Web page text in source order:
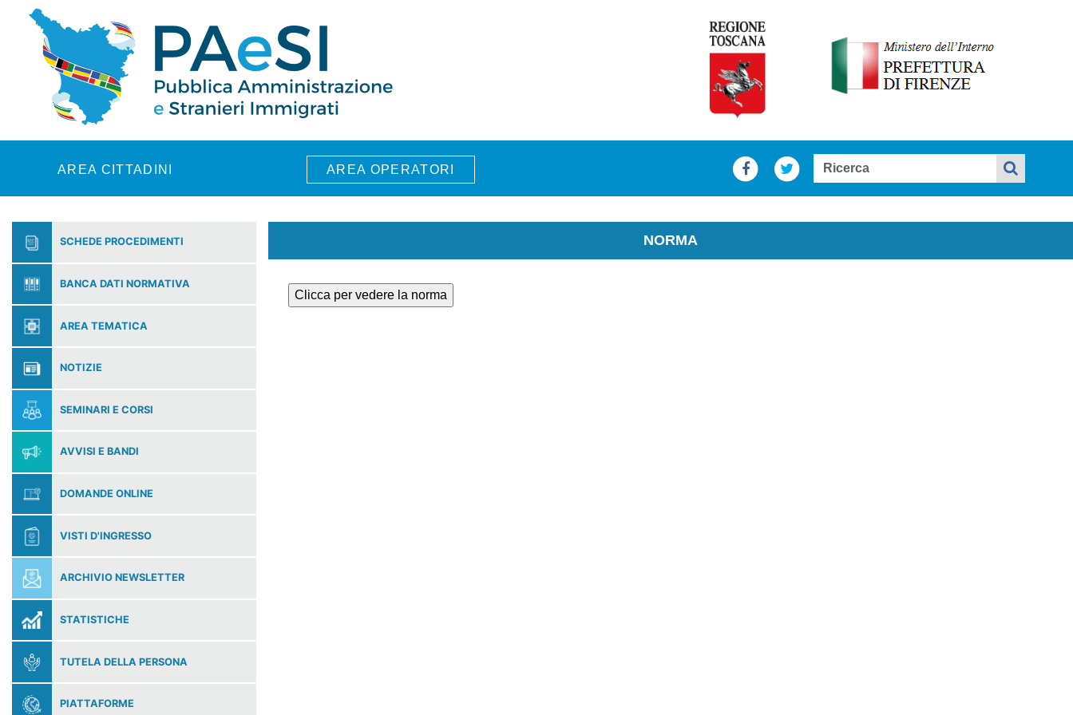
Skip to main content
AREA CITTADINI AREA OPERATORI
SCHEDE PROCEDIMENTI
BANCA DATI NORMATIVA
AREA TEMATICA
NOTIZIE
SEMINARI E CORSI
AVVISI E BANDI
DOMANDE ONLINE
VISTI D'INGRESSO
ARCHIVIO NEWSLETTER
STATISTICHE
TUTELA DELLA PERSONA
PIATTAFORME
NORMA
Clicca per vedere la norma